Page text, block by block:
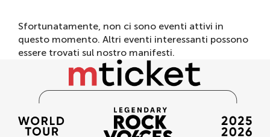
Sfortunatamente, non ci sono eventi attivi in ​​
questo momento. Altri eventi interessanti possono
essere trovati sul nostro manifesti.